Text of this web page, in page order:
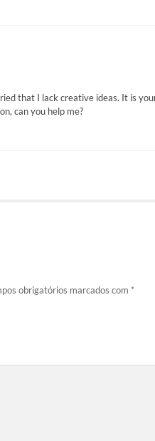
that I lack creative ideas. It is
can you help me?
obrigatórios marcados com *